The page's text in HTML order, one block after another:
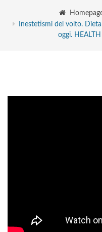
Inestetismi del volto.
oggi.